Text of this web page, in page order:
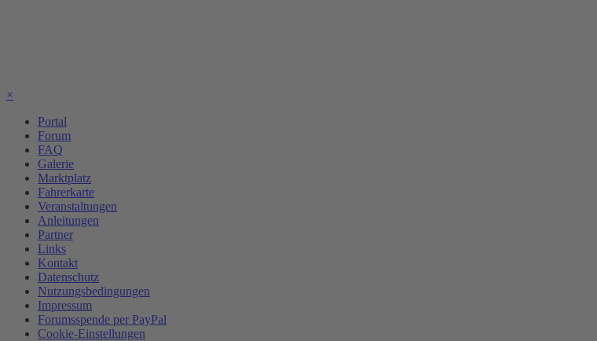
×
Portal
Forum
FAQ
Galerie
Marktplatz
Fahrerkarte
Veranstaltungen
Anleitungen
Partner
Links
Kontakt
Datenschutz
Nutzungsbedingungen
Impressum
Forumsspende per PayPal
Cookie-Einstellungen